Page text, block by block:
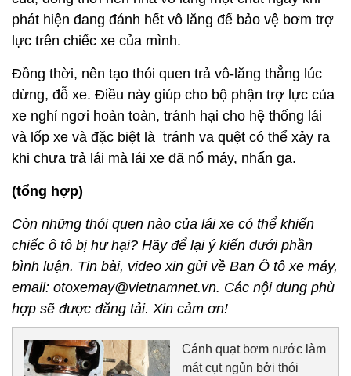
phát hiện đang đánh hết vô lăng để bảo vệ bơm trợ
lực trên chiếc xe của mình.
Đồng thời, nên tạo thói quen trả vô-lăng thẳng lúc
dừng, đỗ xe. Điều này giúp cho bộ phận trợ lực của
xe nghỉ ngơi hoàn toàn, tránh hại cho hệ thống lái
và lốp xe và đặc biệt là tránh va quệt có thể xảy ra
khi chưa trả lái mà lái xe đã nổ máy, nhấn ga.
(tổng hợp)
Còn những thói quen nào của lái xe có thể khiến
chiếc ô tô bị hư hại? Hãy để lại ý kiến dưới phần
bình luận. Tin bài, video xin gửi về Ban Ô tô xe máy,
email: otoxemay@vietnamnet.vn. Các nội dung phù
hợp sẽ được đăng tải. Xin cảm ơn!
Cánh quạt bơm nước làm
mát cụt ngủn bởi thói